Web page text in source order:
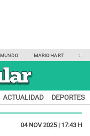
MUNDO MARIO HART
ACTUALIDAD DEPORTES
04 NOV 2025 | 17:43 H